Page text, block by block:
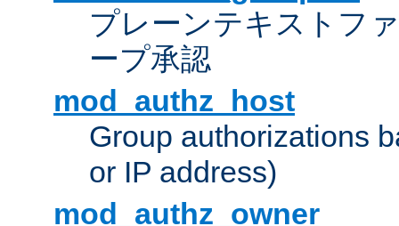
プレーンテキストフ
ープ承認
mod_authz_host
Group authorizations
or IP address)
mod_authz_owner